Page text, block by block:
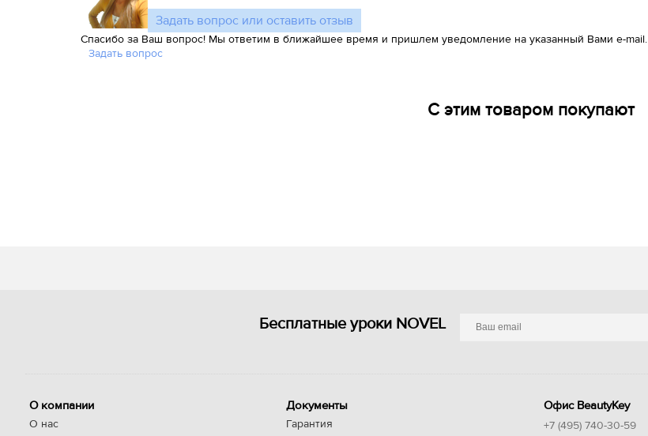
Задать вопрос или оставить отзыв
Спасибо за Ваш вопрос! Мы ответим в ближайшее время и пришлем уведомление на указанный Вами e-mail.
Задать вопрос
С этим товаром покупают
Бесплатные уроки NOVEL
О компании
О нас
Документы
Гарантия
Офис BeautyKey
+7 (495) 740-30-59